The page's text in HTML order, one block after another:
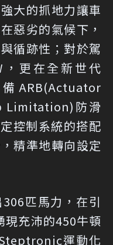
大的抓地力讓車
惡劣的氣候下，
循跡性；對於駕
更在全新世代
ARB(Actuator
Limitation)防滑
控制系統的搭配
精準地轉向設定
匹馬力，在引
現充沛的450牛頓
運動化